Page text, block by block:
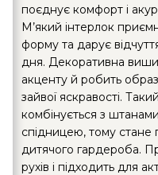
поєднує комфорт і
М’який інтерлок
форму та дарує
дня. Декоративна
акценту й робить
зайвої яскравості.
комбінується з
спідницею, тому
дитячого гардероба.
рухів і підходить для